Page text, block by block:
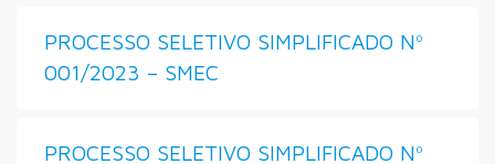
PROCESSO SELETIVO SIMPLIFICADO Nº
001/2023 – SMEC
PROCESSO SELETIVO SIMPLIFICADO Nº